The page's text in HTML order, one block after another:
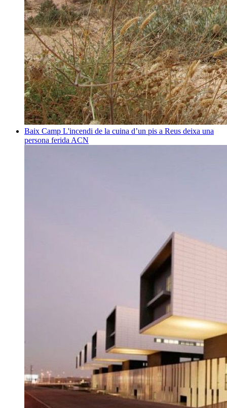
Baix Camp L'incendi de la cuina d’un pis a Reus deixa una
persona ferida ACN